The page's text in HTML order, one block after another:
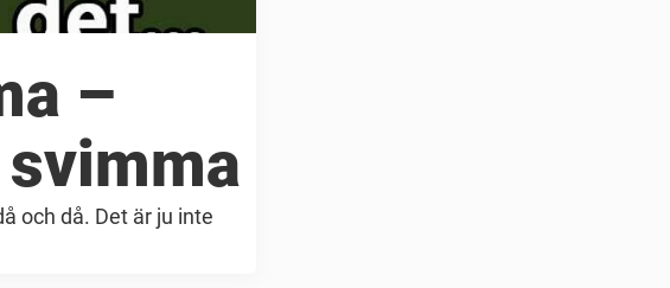
–
och då. Det är ju inte